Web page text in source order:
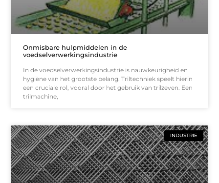
Onmisbare hulpmiddelen in de
voedselverwerkingsindustrie
In de voedselverwerkingsindustrie is nauwkeurigheid en
hygiëne van het grootste belang. Triltechniek speelt hierin
een cruciale rol, vooral door het gebruik van trilzeven. Een
trilmachine,
INDUSTRIE